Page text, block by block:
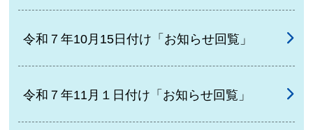
令和７年10月15日付け「お知らせ回覧」
令和７年11月１日付け「お知らせ回覧」